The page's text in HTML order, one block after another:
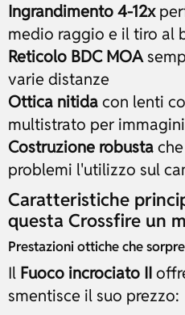
Ingrandimento 4-12x
medio raggio e il tiro al
Reticolo BDC MOA
varie distanze
Ottica nitidacon lenti
multistrato per
Costruzione robusta
problemi l'utilizzo sul
Caratteristiche
questa Crossfire un
Prestazioni ottiche che
Il Fuoco incrociato II
smentisce il suo prezzo: